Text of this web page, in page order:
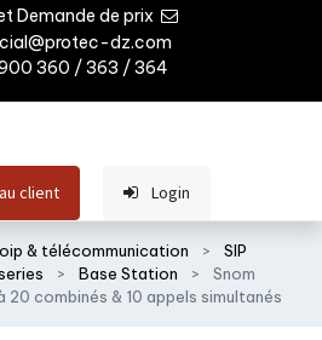
Demande de prix
dz.com
360 / 363 / 364
client Login
& télécommunication
SIP
Base Station
Snom
20 combinés & 10 appels simultanés